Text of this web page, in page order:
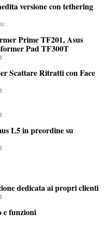
versione con tethering
:
Prime TF201, Asus
Pad TF300T
:
Scattare Ritratti con Face
:
:
L5 in preordine su
:
dedicata ai propri clienti
:
e funzioni